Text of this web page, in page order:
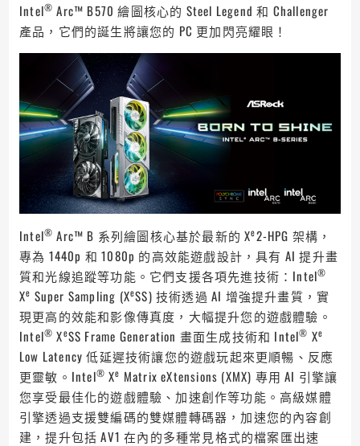
Intel® Arc™ B570 繪圖核心的 Steel Legend 和 Challenger
產品，它們的誕生將讓您的 PC 更加閃亮耀眼！
Intel® Arc™ B 系列繪圖核心基於最新的 Xe2-HPG 架構，
專為 1440p 和 1080p 的高效能遊戲設計，具有 AI 提升畫
質和光線追蹤等功能。它們支援各項先進技術：Intel®
Xe Super Sampling (XeSS) 技術透過 AI 增強提升畫質，實
現更高的效能和影像傳真度，大幅提升您的遊戲體驗。
Intel® XeSS Frame Generation 畫面生成技術和 Intel® Xe
Low Latency 低延遲技術讓您的遊戲玩起來更順暢、反應
更靈敏。Intel® Xe Matrix eXtensions (XMX) 專用 AI 引擎讓
您享受最佳化的遊戲體驗、加速創作等功能。高級媒體
引擎透過支援雙編碼的雙媒體轉碼器，加速您的內容創
建，提升包括 AV1 在內的多種常見格式的檔案匯出速